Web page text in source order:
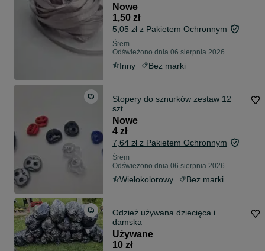
Nowe
1,50 zł
5,05 zł z Pakietem Ochronnym
Śrem
Odświeżono dnia 06 sierpnia 2026
Inny Bez marki
Stopery do sznurków zestaw 12
szt.
Nowe
4 zł
7,64 zł z Pakietem Ochronnym
Śrem
Odświeżono dnia 06 sierpnia 2026
Wielokolorowy Bez marki
Odzież używana dziecięca i
damska
Używane
10 zł